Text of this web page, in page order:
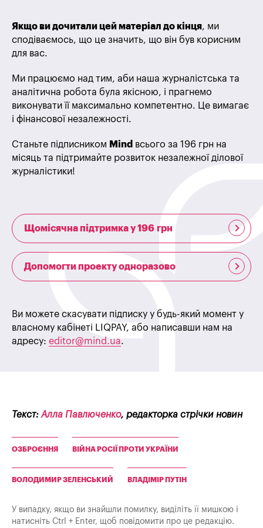
Якщо ви дочитали цей матеріал до кінця, ми
сподіваємось, що це значить, що він був корисним
для вас.
Ми працюємо над тим, аби наша журналістська та
аналітична робота була якісною, і прагнемо
виконувати її максимально компетентно. Це вимагає
і фінансової незалежності.
Станьте підписником Mind всього за 196 грн на
місяць та підтримайте розвиток незалежної ділової
журналістики!
Щомісячна підтримка у 196 грн
Допомогти проекту одноразово
Ви можете скасувати підписку у будь-який момент у
власному кабінеті LIQPAY, або написавши нам на
адресу: editor@mind.ua.
Текст:Алла Павлюченко, редакторка стрічки новин
ОЗБРОЄННЯ ВІЙНА РОСІЇ ПРОТИ УКРАЇНИ
ВОЛОДИМИР ЗЕЛЕНСЬКИЙ ВЛАДІМІР ПУТІН
У випадку, якщо ви знайшли помилку, виділіть її мишкою і
натисніть Ctrl + Enter, щоб повідомити про це редакцію.